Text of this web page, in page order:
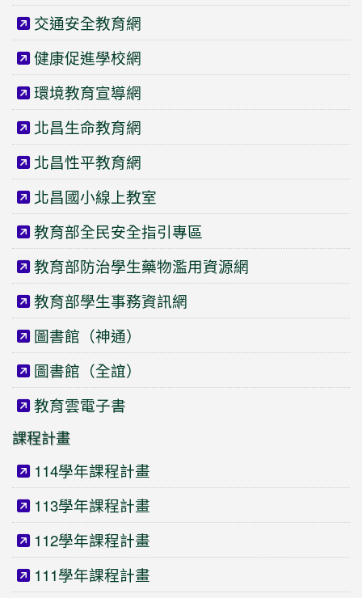
交通安全教育網
健康促進學校網
環境教育宣導網
北昌生命教育網
北昌性平教育網
北昌國小線上教室
教育部全民安全指引專區
教育部防治學生藥物濫用資源網
教育部學生事務資訊網
圖書館（神通）
圖書館（全誼）
教育雲電子書
課程計畫
114學年課程計畫
113學年課程計畫
112學年課程計畫
111學年課程計畫